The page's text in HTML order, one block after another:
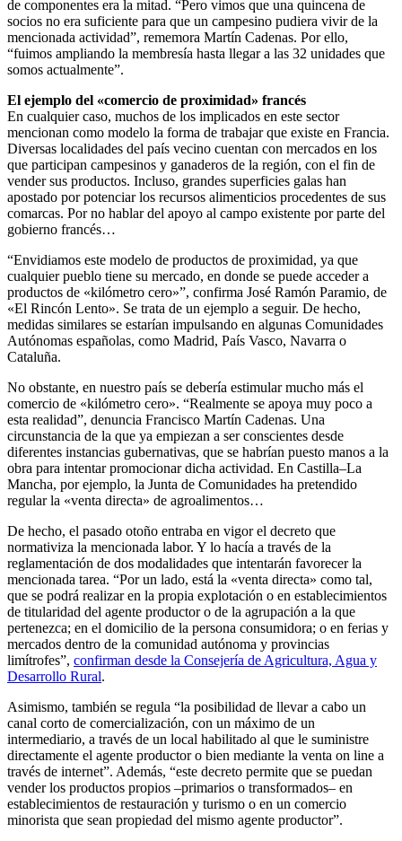
de componentes era la mitad. “Pero vimos que una quincena de
socios no era suficiente para que un campesino pudiera vivir de la
mencionada actividad”, rememora Martín Cadenas. Por ello,
“fuimos ampliando la membresía hasta llegar a las 32 unidades que
somos actualmente”.
El ejemplo del «comercio de proximidad» francés
En cualquier caso, muchos de los implicados en este sector
mencionan como modelo la forma de trabajar que existe en Francia.
Diversas localidades del país vecino cuentan con mercados en los
que participan campesinos y ganaderos de la región, con el fin de
vender sus productos. Incluso, grandes superficies galas han
apostado por potenciar los recursos alimenticios procedentes de sus
comarcas. Por no hablar del apoyo al campo existente por parte del
gobierno francés…
“Envidiamos este modelo de productos de proximidad, ya que
cualquier pueblo tiene su mercado, en donde se puede acceder a
productos de «kilómetro cero»”, confirma José Ramón Paramio, de
«El Rincón Lento». Se trata de un ejemplo a seguir. De hecho,
medidas similares se estarían impulsando en algunas Comunidades
Autónomas españolas, como Madrid, País Vasco, Navarra o
Cataluña.
No obstante, en nuestro país se debería estimular mucho más el
comercio de «kilómetro cero». “Realmente se apoya muy poco a
esta realidad”, denuncia Francisco Martín Cadenas. Una
circunstancia de la que ya empiezan a ser conscientes desde
diferentes instancias gubernativas, que se habrían puesto manos a la
obra para intentar promocionar dicha actividad. En Castilla–La
Mancha, por ejemplo, la Junta de Comunidades ha pretendido
regular la «venta directa» de agroalimentos…
De hecho, el pasado otoño entraba en vigor el decreto que
normativiza la mencionada labor. Y lo hacía a través de la
reglamentación de dos modalidades que intentarán favorecer la
mencionada tarea. “Por un lado, está la «venta directa» como tal,
que se podrá realizar en la propia explotación o en establecimientos
de titularidad del agente productor o de la agrupación a la que
pertenezca; en el domicilio de la persona consumidora; o en ferias y
mercados dentro de la comunidad autónoma y provincias
limítrofes”, confirman desde la Consejería de Agricultura, Agua y
Desarrollo Rural.
Asimismo, también se regula “la posibilidad de llevar a cabo un
canal corto de comercialización, con un máximo de un
intermediario, a través de un local habilitado al que le suministre
directamente el agente productor o bien mediante la venta on line a
través de internet”. Además, “este decreto permite que se puedan
vender los productos propios –primarios o transformados– en
establecimientos de restauración y turismo o en un comercio
minorista que sean propiedad del mismo agente productor”.